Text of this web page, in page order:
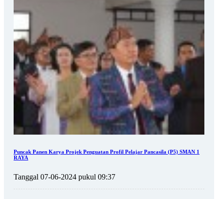
Puncak Panen Karya Projek Penguatan Profil Pelajar Pancasila (P5) SMAN 1
RAYA
Tanggal 07-06-2024 pukul 09:37